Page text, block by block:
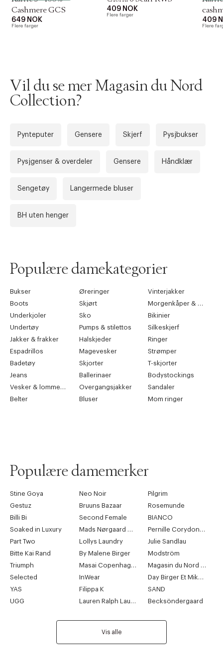
Cashmere GCS
649 NOK
Flere farger
409 NOK
Flere farger
409
Flere
Vil du se mer Magasin du Nord
Collection?
Pynteputer Gensere Skjerf Pysjbukser
Pysjgenser & overdeler Gensere Håndklær
Sengetøy Langermede bluser
BH uten henger
Populære damekategorier
Bukser Øreringer
Vinterjakker
Boots
Skjørt
Morgenkåper & kimonoer
Underkjoler
Sko
Bikinier
Undertøy
Pumps & stilettos
Silkeskjerf
Jakker & frakker
Halskjeder
Ringer
Espadrillos
Magevesker
Strømper
Badetøy
Skjorter
T-skjorter
Jeans
Ballerinaer
Bodystockings
Vesker & lommebøker
Overgangsjakker
Sandaler
Belter
Bluser Mom ringer
Populære damemerker
Stine Goya Neo Noir
Pilgrim
Gestuz
Bruuns Bazaar
Rosemunde
Billi Bi
Second Female
BIANCO
Soaked in Luxury
Mads Nørgaard Copenhagen
Pernille Corydon Jewellery
Part Two
Lollys Laundry
Julie Sandlau
Bitte Kai Rand
By Malene Birger
Modström
Triumph
Masai Copenhagen
Magasin du Nord Collection
Selected
InWear
Day Birger Et Mikkelsen
YAS
Filippa K
SAND
UGG
Lauren Ralph Lauren Becksöndergaard
Vis alle